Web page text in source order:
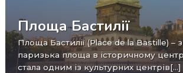
Площа Бастилії
Площа Бастилії (Place de la Bastille) – знаменита
паризька площа в історичному
стала одним із культурних центрів[...]